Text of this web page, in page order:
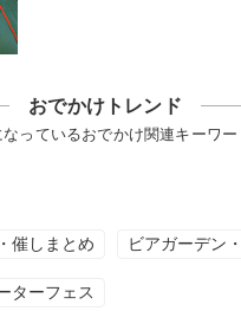
おでかけトレンド
っているおでかけ関連キーワー
催しまとめ ビアガーデン
ターフェス